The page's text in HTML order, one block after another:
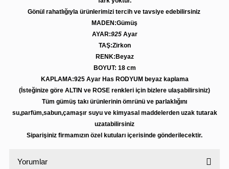
Gönül rahatlığıyla ürünlerimizi tercih ve tavsiye edebilirsiniz
MADEN:Gümüş
AYAR:925 Ayar
TAŞ:Zirkon
RENK:Beyaz
BOYUT: 18 cm
KAPLAMA:925 Ayar Has RODYUM beyaz kaplama
(İsteğinize göre ALTIN ve ROSE renkleri için bizlere ulaşabilirsiniz)
Tüm gümüş takı ürünlerinin ömrünü ve parlaklığını
su,parfüm,sabun,çamaşır suyu ve kimyasal maddelerden uzak tutarak
uzatabilirsiniz
Siparişiniz firmamızın özel kutuları içerisinde gönderilecektir.
Yorumlar